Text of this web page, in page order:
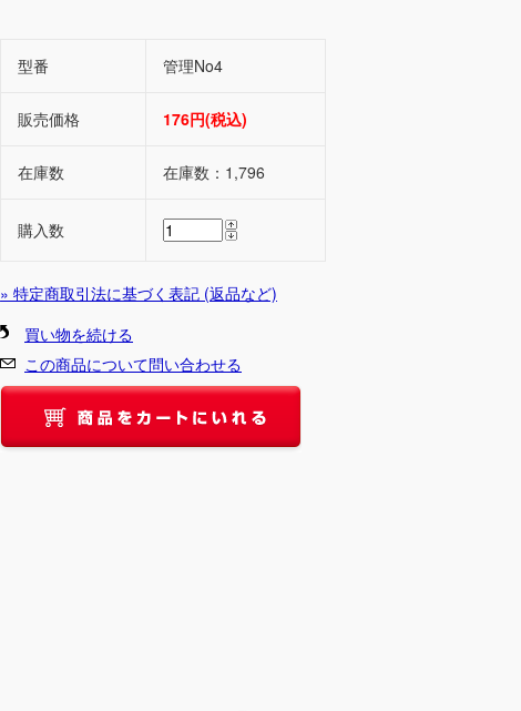
型番 管理No4
販売価格 176円(税込)
在庫数 在庫数：1,796
購入数
» 特定商取引法に基づく表記 (返品など)
買い物を続ける
この商品について問い合わせる